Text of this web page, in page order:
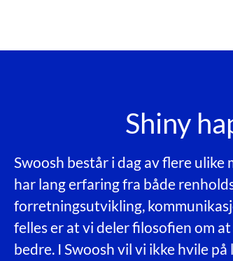
Shiny
Swoosh består i dag av flere ulike
har lang erfaring fra både
forretningsutvikling,
felles er at vi deler filosofien om
bedre. I Swoosh vil vi ikke hvile